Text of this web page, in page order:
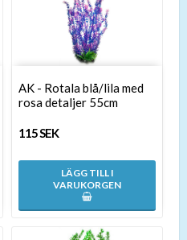
AK - Rotala blå/lila med
rosa detaljer 55cm
115 SEK
LÄGG TILL I
VARUKORGEN